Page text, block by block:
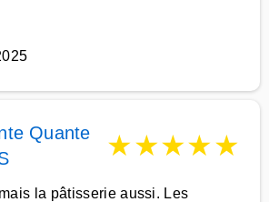
Quante
★★★★★
la pâtisserie aussi. Les